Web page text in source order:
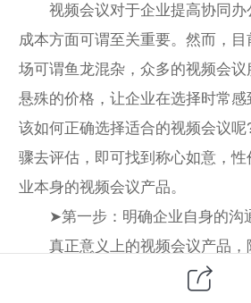
视频会议对于企业提高协同办
成本方面可谓至关重要。然而，
场可谓鱼龙混杂，众多的视频会议
悬殊的价格，让企业在选择时常
该如何正确选择适合的视频会议
骤去评估，即可找到称心如意，
业本身的视频会议产品。
➤第一步：明确企业自身的沟
真正意义上的视频会议产品，
外，还包括远程传屏、可视电话、